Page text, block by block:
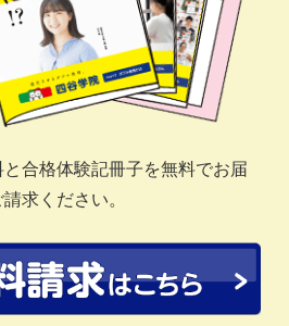
合格体験記冊子を無料でお届
求ください。